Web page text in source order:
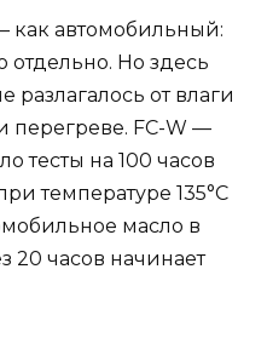
как автомобильный:
отдельно. Но здесь
разлагалось от влаги
перегреве. FC-W —
тесты на 100 часов
температуре 135°C
масло в
20 часов начинает